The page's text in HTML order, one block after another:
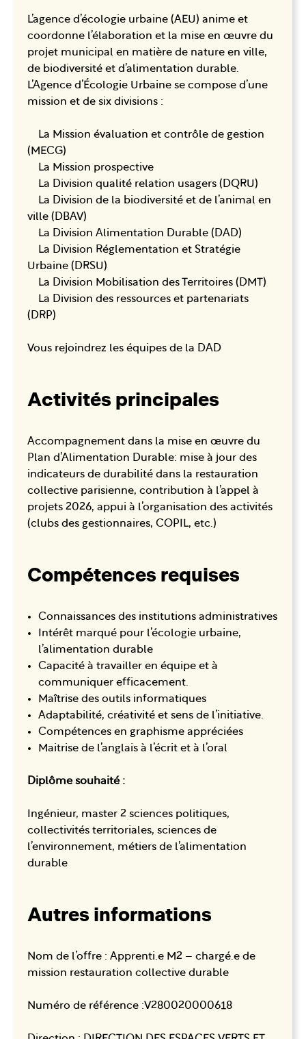
L’agence d’écologie urbaine (AEU) anime et
coordonne l’élaboration et la mise en œuvre du
projet municipal en matière de nature en ville,
de biodiversité et d’alimentation durable.
L’Agence d’Écologie Urbaine se compose d’une
mission et de six divisions :
La Mission évaluation et contrôle de gestion
(MECG)
La Mission prospective
La Division qualité relation usagers (DQRU)
La Division de la biodiversité et de l’animal en
ville (DBAV)
La Division Alimentation Durable (DAD)
La Division Réglementation et Stratégie
Urbaine (DRSU)
La Division Mobilisation des Territoires (DMT)
La Division des ressources et partenariats
(DRP)
Vous rejoindrez les équipes de la DAD
Activités principales
Accompagnement dans la mise en œuvre du
Plan d’Alimentation Durable: mise à jour des
indicateurs de durabilité dans la restauration
collective parisienne, contribution à l’appel à
projets 2026, appui à l’organisation des activités
(clubs des gestionnaires, COPIL, etc.)
Compétences requises
Connaissances des institutions administratives
Intérêt marqué pour l’écologie urbaine,
l’alimentation durable
Capacité à travailler en équipe et à
communiquer efficacement.
Maîtrise des outils informatiques
Adaptabilité, créativité et sens de l’initiative.
Compétences en graphisme appréciées
Maitrise de l’anglais à l’écrit et à l’oral
Diplôme souhaité :
Ingénieur, master 2 sciences politiques,
collectivités territoriales, sciences de
l’environnement, métiers de l’alimentation
durable
Autres informations
Nom de l’offre : Apprenti.e M2 – chargé.e de
mission restauration collective durable
Numéro de référence :V280020000618